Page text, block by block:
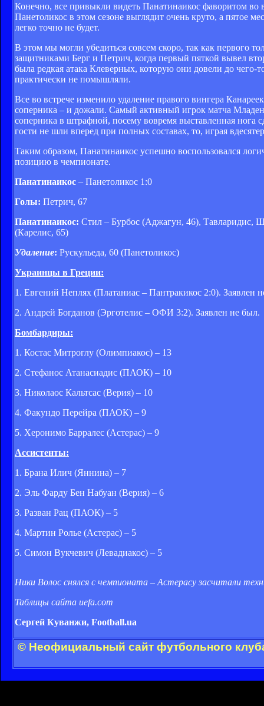
Конечно, все привыкли видеть Панатинаикос фаворитом во
Панетоликос в этом сезоне выглядит очень круто, а пятое
легко точно не будет.
В этом мы могли убедиться совсем скоро, так как первого
защитниками Берг и Петрич, когда первый пяткой вывел
была редкая атака Клеверных, которую они довели до чего-
практически не помышляли.
Все во встрече изменило удаление правого вингера
соперника – и дожали. Самый активный игрок матча Младен
соперника в штрафной, посему вовремя выставленная нога
гости не шли вперед при полных составах, то, играя
Таким образом, Панатинаикос успешно воспользовался
позицию в чемпионате.
Панатинаикос – Панетоликос 1:0
Голы: Петрич, 67
Панатинаикос: Стил – Бурбос (Аджагун, 46), Тавларидис,
(Карелис, 65)
Удаление: Рускульеда, 60 (Панетоликос)
Украинцы в Греции:
1. Евгений Неплях (Платаниас – Пантракикос 2:0). Заявлен
2. Андрей Богданов (Эрготелис – ОФИ 3:2). Заявлен не был.
Бомбардиры:
1. Костас Митроглу (Олимпиакос) – 13
2. Стефанос Атанасиадис (ПАОК) – 10
3. Николаос Кальтсас (Верия) – 10
4. Факундо Перейра (ПАОК) – 9
5. Херонимо Барралес (Астерас) – 9
Ассистенты:
1. Брана Илич (Яннина) – 7
2. Эль Фарду Бен Набуан (Верия) – 6
3. Разван Рац (ПАОК) – 5
4. Мартин Ролье (Астерас) – 5
5. Симон Вукчевич (Левадиакос) – 5
Ники Волос снялся с чемпионата – Астерасу засчитали
Таблицы сайта uefa.com
Сергей Куванжи, Football.ua
© Неофициальный сайт футбольного